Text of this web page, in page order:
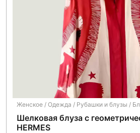
Женское / Одежда / Рубашки и блузы /
Шелковая блуза с
HERMES